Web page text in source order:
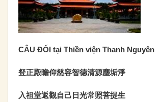
CÂU ĐỐI tại Thiền viện Thanh Nguyên
豋正殿瞻仰慈容智德清源塵垢淨
入祖堂返觀自己日光常照菩提生